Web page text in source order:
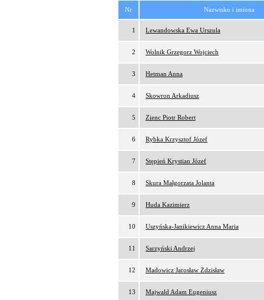
Nr Nazwisko i imiona
1 Lewandowska Ewa Urszula
2 Wolnik Grzegorz Wojciech
3 Hetman Anna
4 Skowron Arkadiusz
5 Zienc Piotr Robert
6 Rybka Krzysztof Józef
7 Stępień Krystian Józef
8 Skura Małgorzata Jolanta
9 Huda Kazimierz
10 Uszyńska-Janikiewicz Anna Maria
11 Sarzyński Andrzej
12 Madowicz Jarosław Zdzisław
13 Majwald Adam Eugeniusz